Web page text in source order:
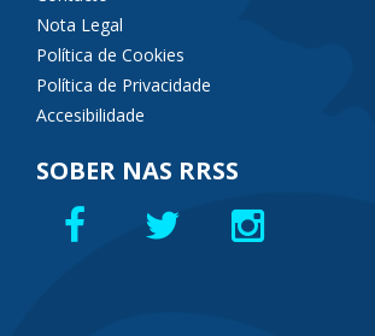
Nota Legal
Política de Cookies
Política de Privacidade
Accesibilidade
SOBER NAS RRSS